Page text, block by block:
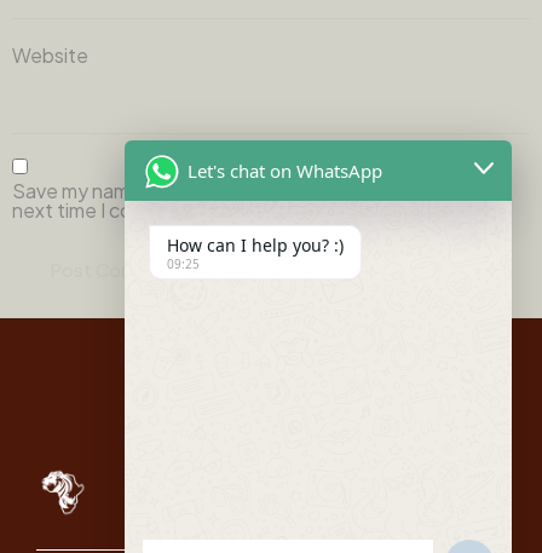
Website
Save my name, email, and website in this browser for the
next time I comment.
Let's chat on WhatsApp
How can I help you? :)
09:25